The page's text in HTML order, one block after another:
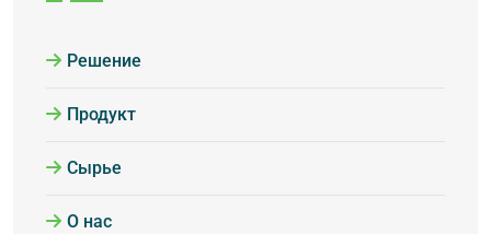
Решение
Продукт
Сырье
О нас